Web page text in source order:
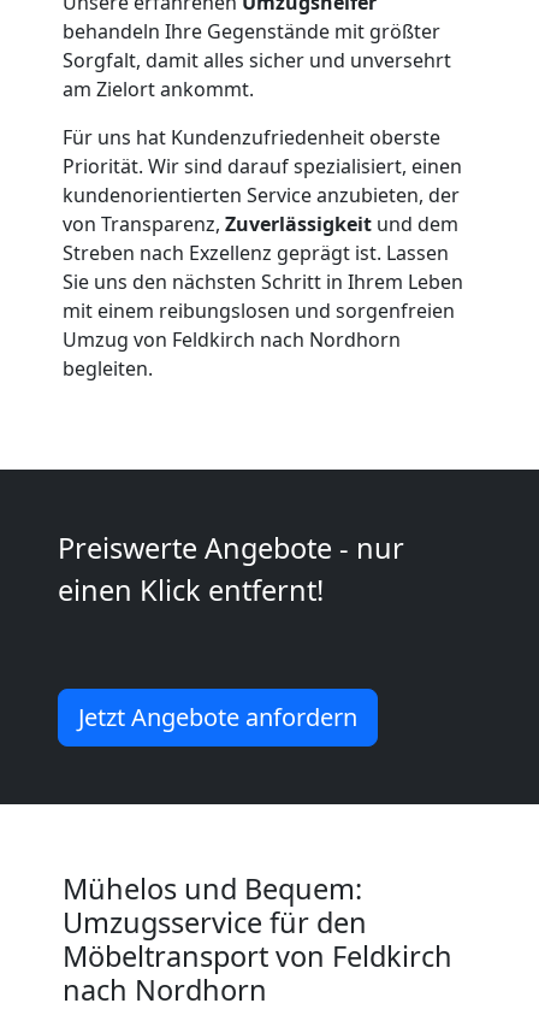
behandeln Ihre Gegenstände mit größter
Sorgfalt, damit alles sicher und unversehrt
am Zielort ankommt.
Für uns hat Kundenzufriedenheit oberste
Priorität. Wir sind darauf spezialisiert, einen
kundenorientierten Service anzubieten, der
von Transparenz, Zuverlässigkeit und dem
Streben nach Exzellenz geprägt ist. Lassen
Sie uns den nächsten Schritt in Ihrem Leben
mit einem reibungslosen und sorgenfreien
Umzug von Feldkirch nach Nordhorn
begleiten.
Preiswerte Angebote - nur
einen Klick entfernt!
Jetzt Angebote anfordern
Mühelos und Bequem:
Umzugsservice für den
Möbeltransport von Feldkirch
nach Nordhorn
Feldkirch
Beiladung
Feldkirch
Mini
Umzug
LKW
Feldkirch
Kunsttransport
Feldkirch